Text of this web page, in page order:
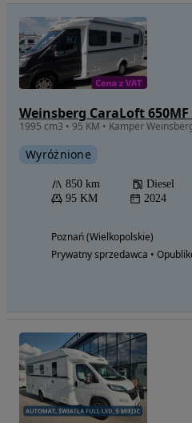
Weinsberg CaraLoft 650MF
1995 cm3 • 95 KM • Kamper
Wyróżnione
850 km Diesel
95 KM
2024
Poznań (Wielkopolskie)
Prywatny sprzedawca •